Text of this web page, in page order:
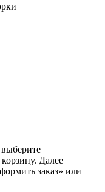
Далее
заказ» или